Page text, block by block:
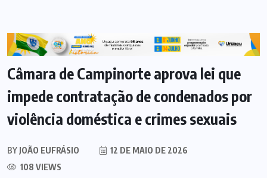
GOIÁS
Câmara de Campinorte aprova lei que
impede contratação de condenados por
violência doméstica e crimes sexuais
BY JOÃO EUFRÁSIO
12 DE MAIO DE 2026
108 VIEWS